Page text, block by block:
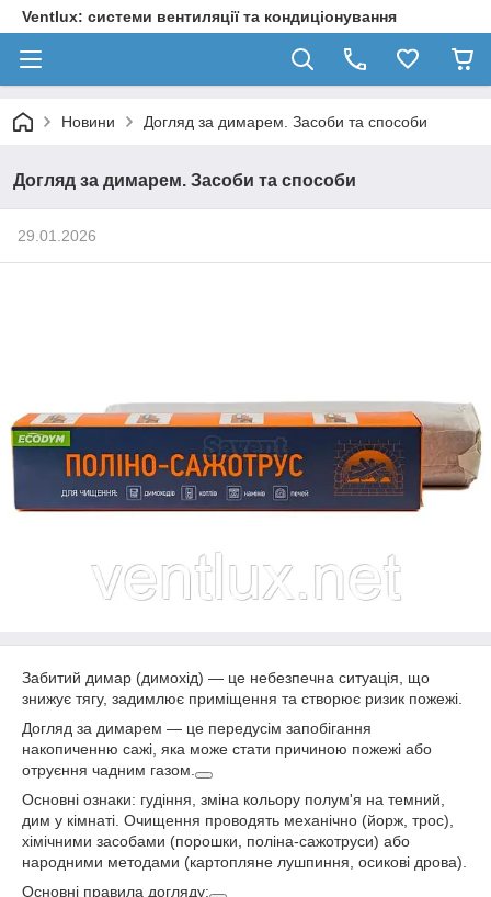
Ventlux: системи вентиляції та кондиціонування
Новини Догляд за димарем. Засоби та способи
Догляд за димарем. Засоби та способи
29.01.2026
Забитий димар (димохід) — це небезпечна ситуація, що
знижує тягу, задимлює приміщення та створює ризик пожежі.
Догляд за димарем — це передусім запобігання
накопиченню сажі, яка може стати причиною пожежі або
отруєння чадним газом.
Основні ознаки: гудіння, зміна кольору полум'я на темний,
дим у кімнаті. Очищення проводять механічно (йорж, трос),
хімічними засобами (порошки, поліна-сажотруси) або
народними методами (картопляне лушпиння, осикові дрова).
Основні правила догляду: